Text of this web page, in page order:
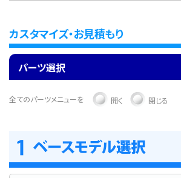
カスタマイズ・お見積もり
パーツ選択
全てのパーツメニューを 開く 閉じる